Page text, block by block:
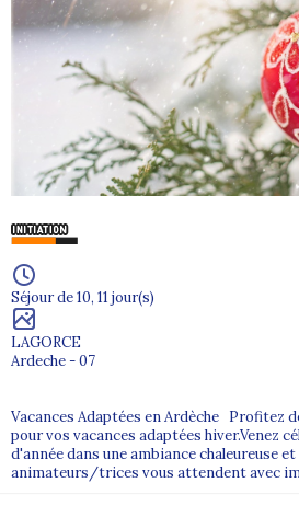
Séjour de 10, 11 jour(s)
LAGORCE
Ardeche - 07
Vacances Adaptées en Ardèche Profitez
pour vos vacances adaptées hiver.Venez
d'année dans une ambiance chaleureuse
animateurs/trices vous attendent avec